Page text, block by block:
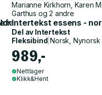
og læreplan i norsk
:
Marianne Kirkhorn, Karen
Garthus og 2 andre
Intertekst essens -
Del av Intertekst
Fleksibind |Norsk, Nynorsk
989,-
Nettlager
Klikk&Hent